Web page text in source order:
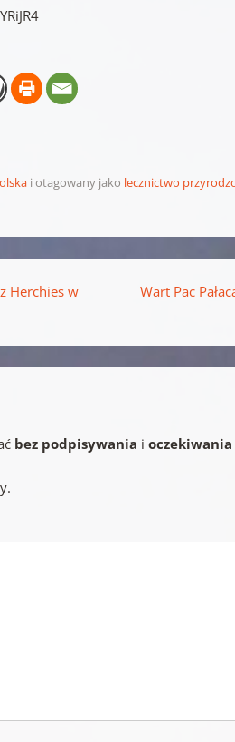
i otagowany jako lecznictwo
Herchies w
Wart Pac
bez podpisywania i